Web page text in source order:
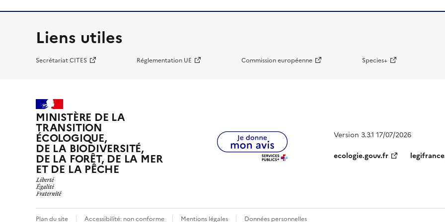
Liens utiles
Secrétariat CITES Réglementation UE Commission européenne Species+
MINISTÈRE DE LA
TRANSITION
ÉCOLOGIQUE,
DE LA BIODIVERSITÉ,
DE LA FORÊT, DE LA MER
ET DE LA PÊCHE
Version 3.3.1 17/07/2026
ecologie.gouv.fr
Plan du site Accessibilité: non conforme Mentions légales Données personnelles